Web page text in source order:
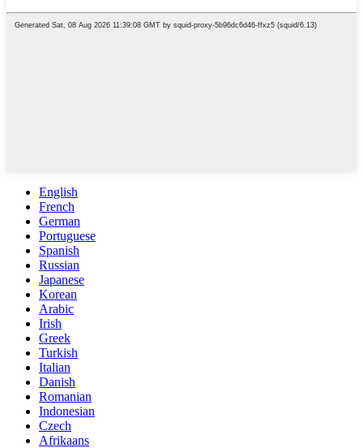
English
French
German
Portuguese
Spanish
Russian
Japanese
Korean
Arabic
Irish
Greek
Turkish
Italian
Danish
Romanian
Indonesian
Czech
Afrikaans